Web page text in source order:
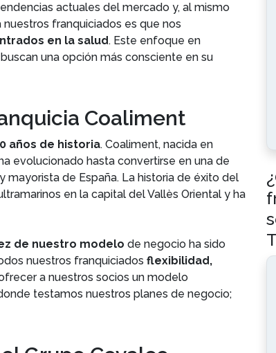
actuales del mercado y, al mismo
franquiciados es que nos
en la salud. Este enfoque en
una opción más consciente en su
Coaliment
años de historia. Coaliment, nacida en
evolucionado hasta convertirse en una de
mayorista de España. La historia de éxito del
en la capital del Vallès Oriental y ha
de nuestro modelo de negocio ha sido
nuestros franquiciados flexibilidad,
a nuestros socios un modelo
testamos nuestros planes de negocio;